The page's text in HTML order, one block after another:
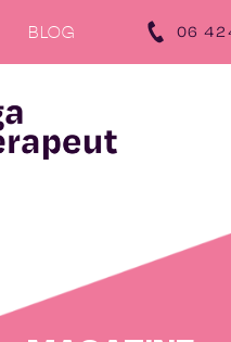
‪06
BLOG